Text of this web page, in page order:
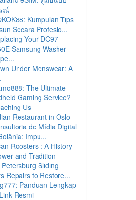
ณ์
Kumpulan Tips
Secara Profesio...
Your DC97-
Samsung Washer
Under Menswear: A
The Ultimate
Gaming Service?
Us
Restaurant in Oslo
de Mídia Digital
Impu...
Roosters : A History
and Tradition
Petersburg Sliding
Repairs to Restore...
Panduan Lengkap
Resmi